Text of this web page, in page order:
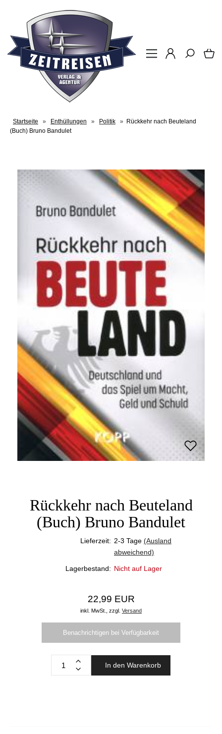
Startseite » Enthüllungen » Politik » Rückkehr nach Beuteland
(Buch) Bruno Bandulet
Rückkehr nach Beuteland
(Buch) Bruno Bandulet
Lieferzeit: 2-3 Tage (Ausland
abweichend)
Lagerbestand: Nicht auf Lager
22,99 EUR
inkl. MwSt., zzgl. Versand
Benachrichtigen bei Verfügbarkeit
In den Warenkorb